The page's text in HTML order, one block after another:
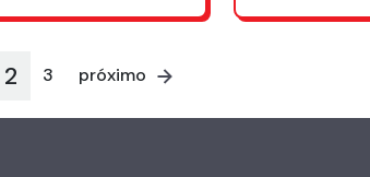
2 3 próximo